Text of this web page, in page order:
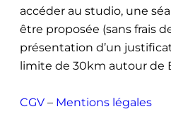
accéder au studio, une
être proposée (sans frais
présentation d’un
limite de 30km autour de
CGV – Mentions légales